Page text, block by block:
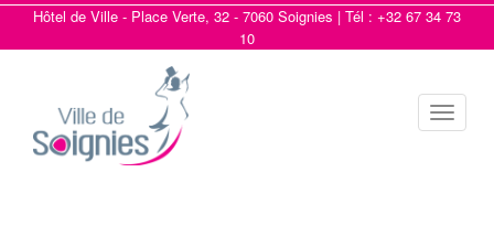
Hôtel de Ville - Place Verte, 32 - 7060 Soignies | Tél : +32 67 34 73
10
Toggle